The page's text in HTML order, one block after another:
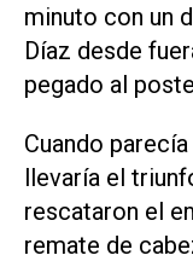
minuto con un
Díaz desde
pegado al
Cuando
llevaría el
rescataron el
remate de